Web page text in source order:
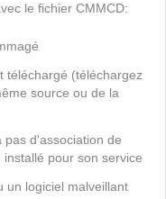
le fichier CMMCD:
téléchargé (téléchargez
source ou de la
pas d'association de
pour son service
un logiciel malveillant